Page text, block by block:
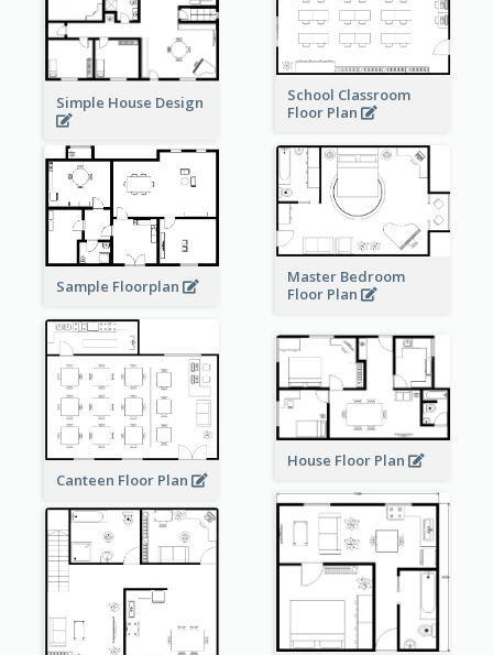
School Classroom
Floor Plan
Simple House Design
Sample Floorplan
Master Bedroom
Floor Plan
Canteen Floor Plan
House Floor Plan